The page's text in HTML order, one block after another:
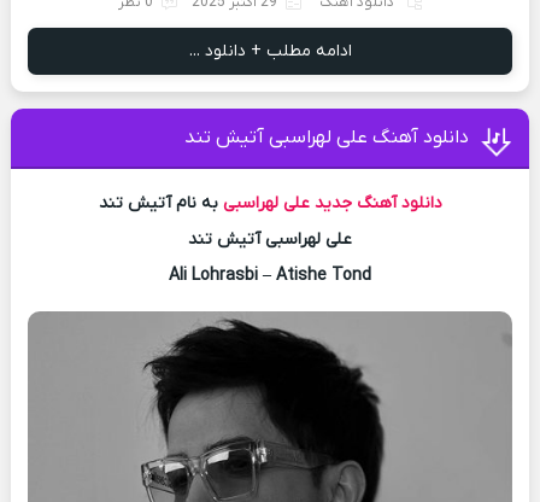
ادامه مطلب + دانلود ...
دانلود آهنگ علی لهراسبی آتیش تند
دانلود آهنگ جدید علی لهراسبی به نام آتیش تند
علی لهراسبی آتیش تند
Ali Lohrasbi – Atishe Tond